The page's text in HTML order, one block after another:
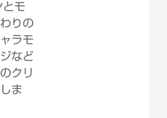
モ
りの
ラモ
など
クリ
ま